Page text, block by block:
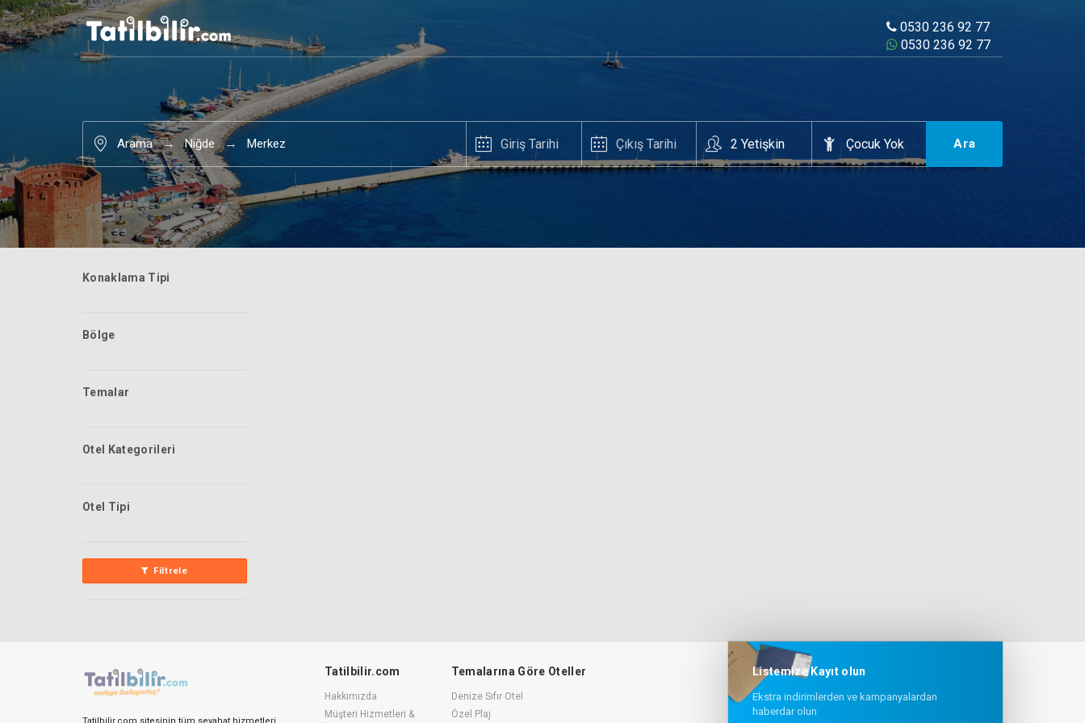
0530 236 92 77
0530 236 92 77
Arama Niğde Merkez Ara
Konaklama Tipi
Bölge
Temalar
Otel Kategorileri
Otel Tipi
Filtrele
Tatilbilir.com
Hakkımızda
Müşteri Hizmetleri &
Temalarına Göre Oteller
Denize Sıfır Otel
Özel Plaj
Listemize Kayıt olun
Ekstra indirimlerden ve kampanyalardan
haberdar olun